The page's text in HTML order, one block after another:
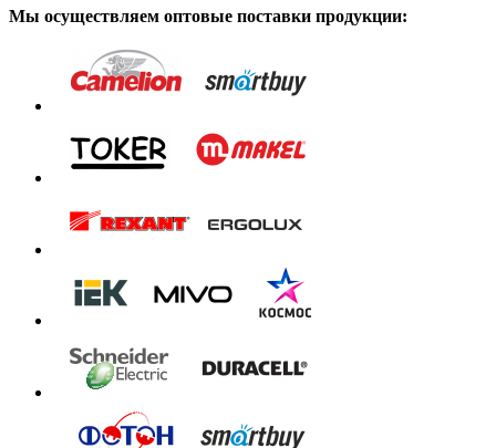
Мы осуществляем оптовые поставки продукции: